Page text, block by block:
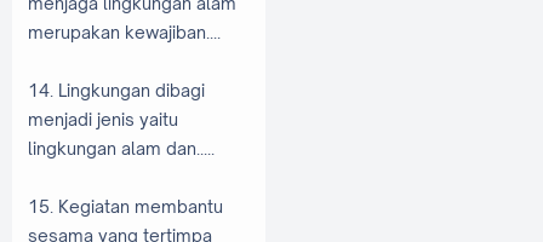
merupakan kewajiban....
14. Lingkungan dibagi
menjadi jenis yaitu
lingkungan alam dan.....
15. Kegiatan membantu
sesama yang tertimpa